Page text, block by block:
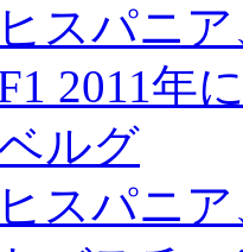
ヒスパニ
F1 2011年
ルグ
ヒスパニ